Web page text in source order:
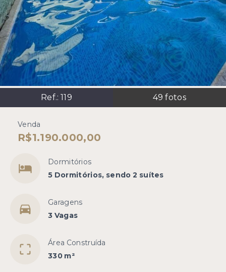
Ref.:119 49 fotos
Venda
R$1.190.000,00
Dormitórios
5 Dormitórios, sendo 2 suítes
Garagens
3 Vagas
Área Construída
330 m²